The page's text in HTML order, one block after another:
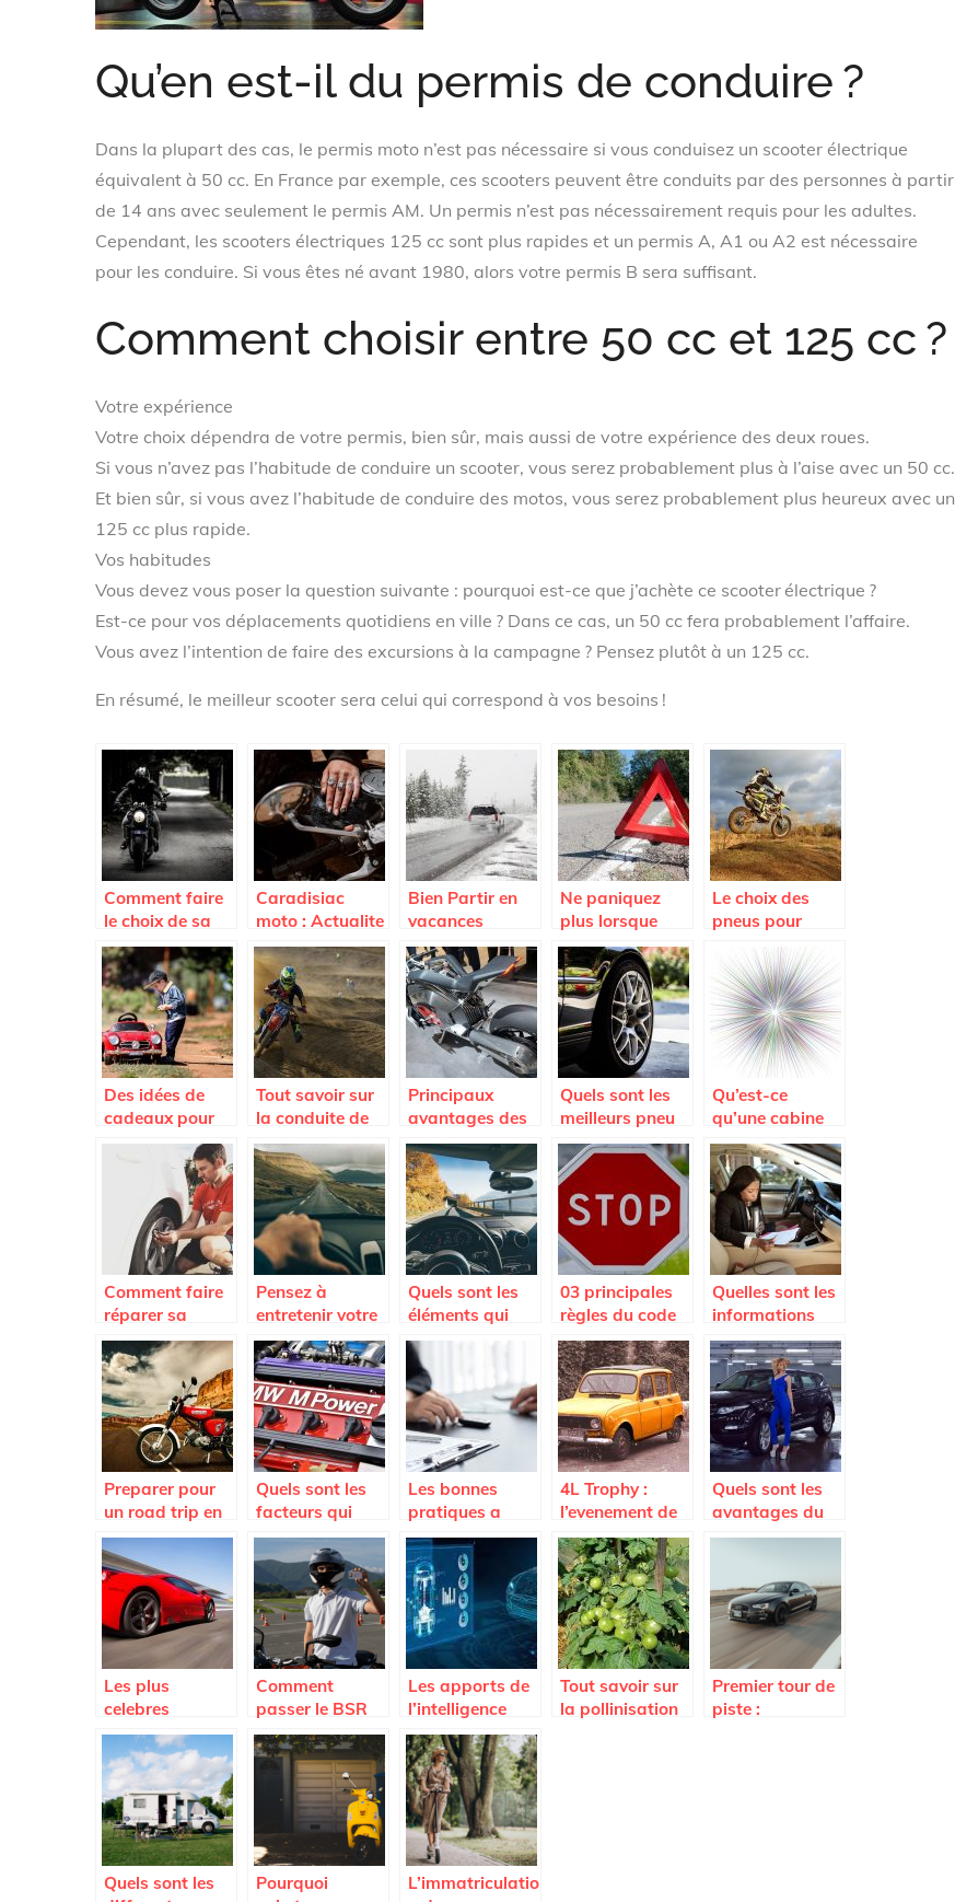
Qu’en est-il du permis de conduire ?
Dans la plupart des cas, le permis moto n’est pas nécessaire si vous conduisez un scooter électrique
équivalent à 50 cc. En France par exemple, ces scooters peuvent être conduits par des personnes à partir
de 14 ans avec seulement le permis AM. Un permis n’est pas nécessairement requis pour les adultes.
Cependant, les scooters électriques 125 cc sont plus rapides et un permis A, A1 ou A2 est nécessaire
pour les conduire. Si vous êtes né avant 1980, alors votre permis B sera suffisant.
Comment choisir entre 50 cc et 125 cc ?
Votre expérience
Votre choix dépendra de votre permis, bien sûr, mais aussi de votre expérience des deux roues.
Si vous n’avez pas l’habitude de conduire un scooter, vous serez probablement plus à l’aise avec un 50 cc.
Et bien sûr, si vous avez l’habitude de conduire des motos, vous serez probablement plus heureux avec un
125 cc plus rapide.
Vos habitudes
Vous devez vous poser la question suivante : pourquoi est-ce que j’achète ce scooter électrique ?
Est-ce pour vos déplacements quotidiens en ville ? Dans ce cas, un 50 cc fera probablement l’affaire.
Vous avez l’intention de faire des excursions à la campagne ? Pensez plutôt à un 125 cc.
En résumé, le meilleur scooter sera celui qui correspond à vos besoins !
Comment faire
le choix de sa
première moto ?
Caradisiac
moto : Actualite
moto, scooter,
equipements et
accessoires
moto
Bien Partir en
vacances
Ne paniquez
plus lorsque
vous tombez en
panne; appelez
la fourrière
Le choix des
pneus pour
votre moto
Des idées de
cadeaux pour
votre enfant
Tout savoir sur
la conduite de
la moto
Principaux
avantages des
motos
électriques
Quels sont les
meilleurs pneu
de la marque
Hankook ?
Qu’est-ce
qu’une cabine
de sablage ?
Comment faire
réparer sa
voiture à petits
prix ?
Pensez à
entretenir votre
voiture avant un
long voyage
Quels sont les
éléments qui
peuvent
endommager le
pare-brise
d’une voiture ?
03 principales
règles du code
de la route à
respecter pour
aller en voiture
Quelles sont les
informations
contenues dans
une carte grise ?
Preparer pour
un road trip en
moto
Quels sont les
facteurs qui
peuvent
endommager
une voiture ?
Les bonnes
pratiques a
connaitre
lorsqu’on vend
un vehicule
d’occasion.
4L Trophy :
l’evenement de
sport auto a ne
pas manquer
Quels sont les
avantages du
Land Rover
Velar Auric
Edition ?
Les plus
celebres
voitures de
legende
Comment
passer le BSR
rapidement ?
Les apports de
l’intelligence
artificielle dans
le secteur
automobile.
Tout savoir sur
la pollinisation
Premier tour de
piste :
Quels sont les
Pourquoi
L’immatriculatio